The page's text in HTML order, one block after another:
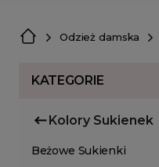
Odzież damska
KATEGORIE
Kolory Sukienek
Beżowe Sukienki